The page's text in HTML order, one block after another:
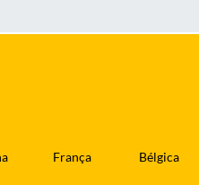
França Bélgica